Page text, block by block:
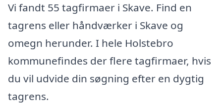
Vi fandt 55 tagfirmaer i Skave. Find en
tagrens eller håndværker i Skave og
omegn herunder. I hele Holstebro
kommunefindes der flere tagfirmaer, hvis
du vil udvide din søgning efter en dygtig
tagrens.